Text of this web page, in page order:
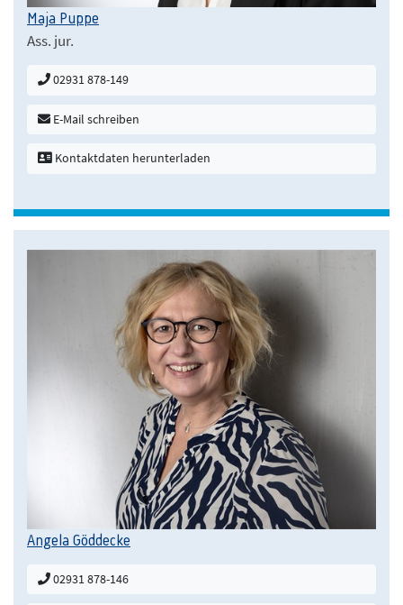
Maja Puppe
Ass. jur.
02931 878-149
E-Mail schreiben
Kontaktdaten herunterladen
Angela Göddecke
02931 878-146